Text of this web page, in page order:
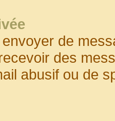
de
des
abusif ou de